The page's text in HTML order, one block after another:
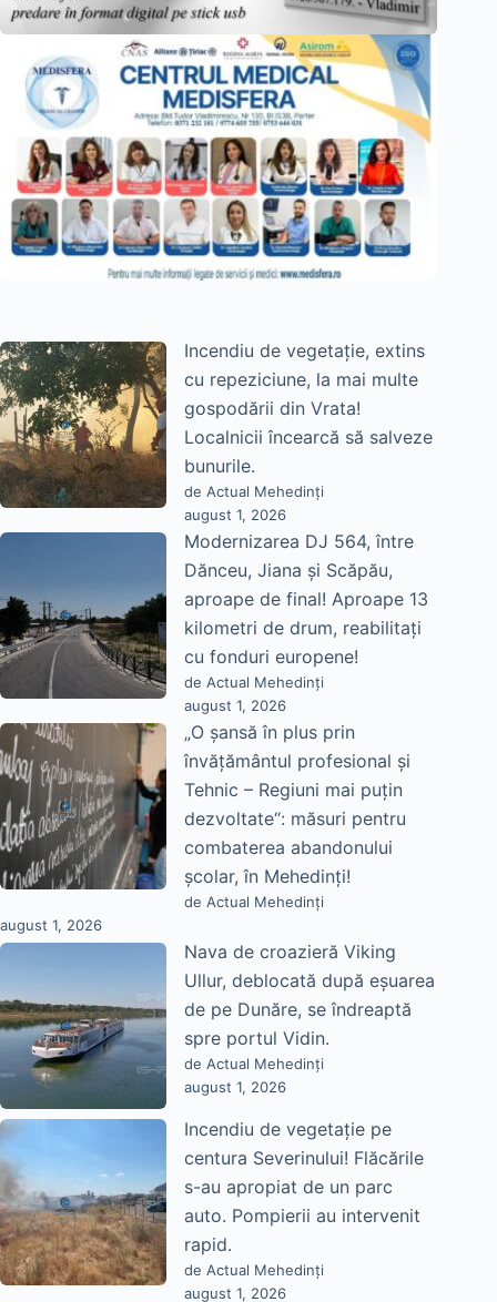
Incendiu de vegetație, extins
cu repeziciune, la mai multe
gospodării din Vrata!
Localnicii încearcă să salveze
bunurile.
de Actual Mehedinți
august 1, 2026
Modernizarea DJ 564, între
Dănceu, Jiana și Scăpău,
aproape de final! Aproape 13
kilometri de drum, reabilitați
cu fonduri europene!
de Actual Mehedinți
august 1, 2026
„O șansă în plus prin
învățământul profesional și
Tehnic – Regiuni mai puțin
dezvoltate“: măsuri pentru
combaterea abandonului
școlar, în Mehedinți!
de Actual Mehedinți
august 1, 2026
Nava de croazieră Viking
Ullur, deblocată după eșuarea
de pe Dunăre, se îndreaptă
spre portul Vidin.
de Actual Mehedinți
august 1, 2026
Incendiu de vegetație pe
centura Severinului! Flăcările
s-au apropiat de un parc
auto. Pompierii au intervenit
rapid.
de Actual Mehedinți
august 1, 2026